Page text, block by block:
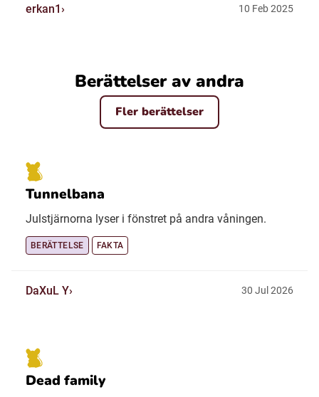
erkan1 10 Feb 2025
Berättelser av andra
Fler berättelser
Tunnelbana
Julstjärnorna lyser i fönstret på andra våningen.
BERÄTTELSE FAKTA
DaXuL Y 30 Jul 2026
Dead family